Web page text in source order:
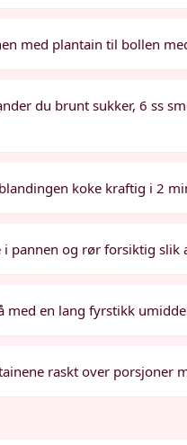
med plantain til bollen
du brunt sukker, 6 ss
koke kraftig i 2
pannen og rør forsiktig slik
med en lang fyrstikk
raskt over porsjoner